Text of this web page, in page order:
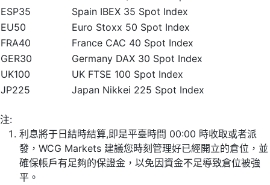
ESP35
Spain IBEX 35 Spot Index
EU50
Euro Stoxx 50 Spot Index
FRA40
France CAC 40 Spot Index
GER30
Germany DAX 30 Spot Index
UK100
UK FTSE 100 Spot Index
JP225
Japan Nikkei 225 Spot Index
注:
利息將于日結時結算,即是平臺時間 00:00 時收取或者派
發，WCG Markets 建議您時刻管理好已經開立的倉位，並
確保帳戶有足夠的保證金，以免因資金不足導致倉位被強
平。